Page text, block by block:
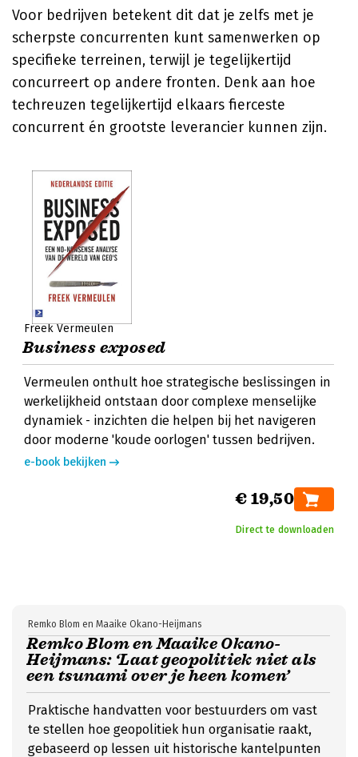
Voor bedrijven betekent dit dat je zelfs met je
scherpste concurrenten kunt samenwerken op
specifieke terreinen, terwijl je tegelijkertijd
concurreert op andere fronten. Denk aan hoe
techreuzen tegelijkertijd elkaars fierceste
concurrent én grootste leverancier kunnen zijn.
Freek Vermeulen
Business exposed
Vermeulen onthult hoe strategische beslissingen in
werkelijkheid ontstaan door complexe menselijke
dynamiek - inzichten die helpen bij het navigeren
door moderne 'koude oorlogen' tussen bedrijven.
e-book bekijken
€ 19,50
Direct te downloaden
Remko Blom en Maaike Okano-
Heijmans: ‘Laat geopolitiek niet als
een tsunami over je heen komen’
Remko Blom en Maaike Okano-Heijmans
Praktische handvatten voor bestuurders om vast
te stellen hoe geopolitiek hun organisatie raakt,
gebaseerd op lessen uit historische kantelpunten